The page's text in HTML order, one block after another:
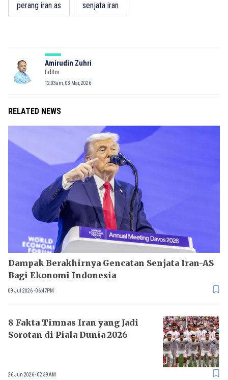
perang iran as senjata iran
Amirudin Zuhri
Editor
12:03am, 03 Mar, 2026
RELATED NEWS
Dampak Berakhirnya Gencatan Senjata Iran-AS
Bagi Ekonomi Indonesia
09 Jul 2026 - 06:47PM
8 Fakta Timnas Iran yang Jadi
Sorotan di Piala Dunia 2026
26 Jun 2026 - 02:39AM